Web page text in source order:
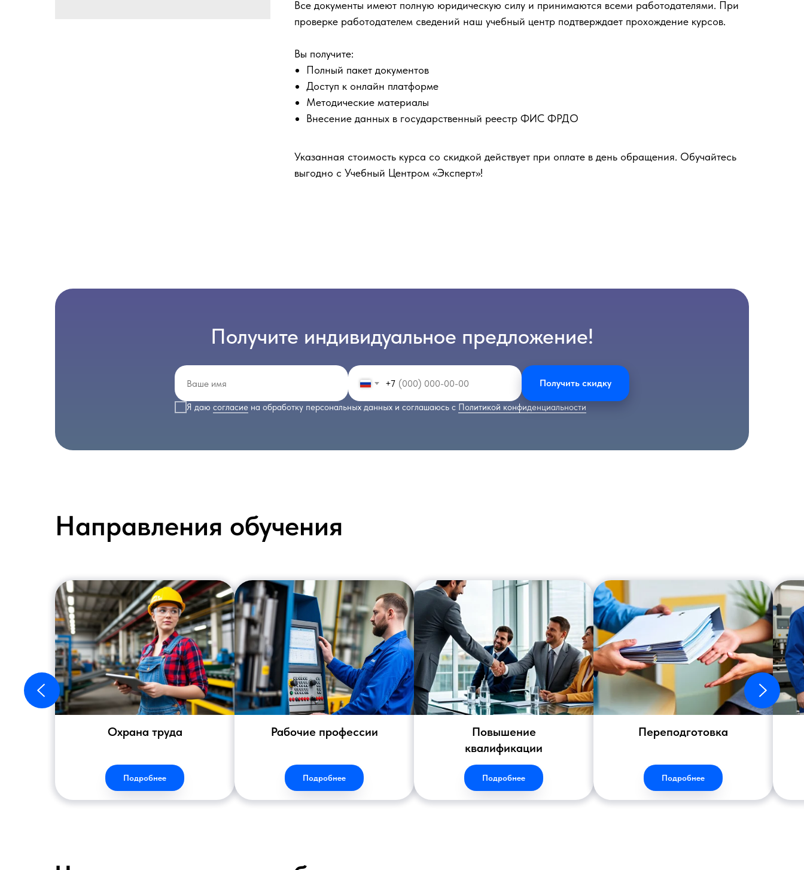
Все документы имеют полную юридическую силу и принимаются всеми работодателями. При
проверке работодателем сведений наш учебный центр подтверждает прохождение курсов.
Вы получите:
Полный пакет документов
Доступ к онлайн платформе
Методические материалы
Внесение данных в государственный реестр ФИС ФРДО
Указанная стоимость курса со скидкой действует при оплате в день обращения. Обучайтесь
выгодно с Учебный Центром «Эксперт»!
Получите индивидуальное предложение!
+7
Я даю согласие на обработку персональных данных и соглашаюсь с Политикой конфиденциальности
Получить скидку
Направления обучения
Охрана труда
Подробнее
Рабочие профессии
Подробнее
Повышение
квалификации
Подробнее
Переподготовка
Подробнее